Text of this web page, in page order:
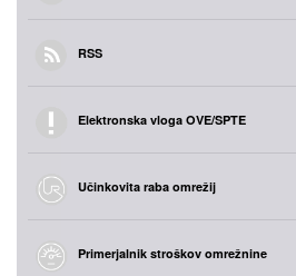
RSS
Elektronska vloga OVE/SPTE
Učinkovita raba omrežij
Primerjalnik stroškov omrežnine